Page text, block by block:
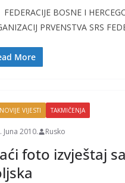
e
b
o
k
itt
er
ai p
k
FEDERACIJE BOSNE I
PRVENSTVA SRS
More
VIJESTI TAKMIČENJA
Juna 2010. Rusko
foto izvještaj